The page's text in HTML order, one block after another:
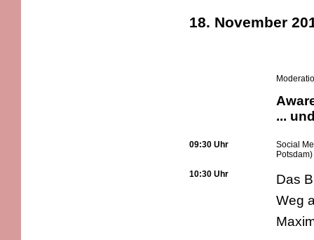
18. November
...
09:30 Uhr
Social
Potsdam)
10:30 Uhr
Das
Weg